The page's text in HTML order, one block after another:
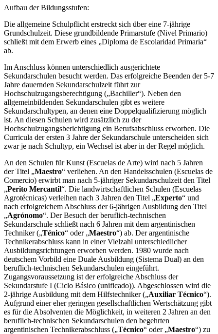
Aufbau der Bildungsstufen:
Die allgemeine Schulpflicht erstreckt sich über eine 7-jährige
Grundschulzeit. Diese grundbildende Primarstufe (Nivel Primario)
schließt mit dem Erwerb eines „Diploma de Escolaridad Primaria“
ab.
Im Anschluss können unterschiedlich ausgerichtete
Sekundarschulen besucht werden. Das erfolgreiche Beenden der 5-7
Jahre dauernden Sekundarschulzeit führt zur
Hochschulzugangsberechtigung („Bachiller“). Neben den
allgemeinbildenden Sekundarschulen gibt es weitere
Sekundarschultypen, an denen eine Doppelqualifizierung möglich
ist. An diesen Schulen wird zusätzlich zu der
Hochschulzugangsberichtigung ein Berufsabschluss erworben. Die
Curricula der ersten 3 Jahre der Sekundarschule unterscheiden sich
zwar je nach Schultyp, ein Wechsel ist aber in der Regel möglich.
An den Schulen für Kunst (Escuelas de Arte) wird nach 5 Jahren
der Titel „Maestro“ verliehen. An den Handelsschulen (Escuelas de
Comercio) erwirbt man nach 5-jähriger Sekundarschulzeit den Titel
„Perito Mercantil“. Die landwirtschaftlichen Schulen (Escuelas
Agrotécnicas) verleihen nach 3 Jahren den Titel „Experto“ und
nach erfolgreichem Abschluss der 6-jährigen Ausbildung den Titel
„Agrónomo“. Der Besuch der beruflich-technischen
Sekundarschule schließt nach 6 Jahren mit dem argentinischen
Techniker („Ténico“ oder „Maestro“) ab. Der argentinische
Technikerabschluss kann in einer Vielzahl unterschiedlicher
Ausbildungsrichtungen erworben werden. 1980 wurde nach
deutschem Vorbild eine Duale Ausbildung (Sistema Dual) an den
beruflich-technischen Sekundarschulen eingeführt.
Zugangsvoraussetzung ist der erfolgreiche Abschluss der
Sekundarstufe I (Ciclo Básico (unificado)). Abgeschlossen wird die
2-jährige Ausbildung mit dem Hilfstechniker („Auxiliar Técnico“).
Aufgrund einer eher geringen gesellschaftlichen Wertschätzung gibt
es für die Absolventen die Möglichkeit, in weiteren 2 Jahren an den
beruflich-technischen Sekundarschulen den begehrten
argentinischen Technikerabschluss („Técnico“ oder „Maestro“) zu